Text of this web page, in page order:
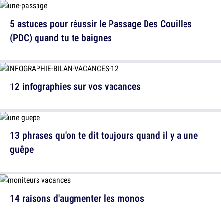
12 infographies sur vos vacances
14 raisons d'augmenter les monos
5 astuces pour réussir le Passage Des Couilles
(PDC) quand tu te baignes
13 phrases qu'on te dit toujours quand il y a une
guêpe